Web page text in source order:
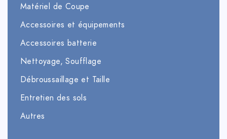
Matériel de Coupe
Accessoires et équipements
Accessoires batterie
Nettoyage, Soufflage
Débroussaillage et Taille
Entretien des sols
Autres